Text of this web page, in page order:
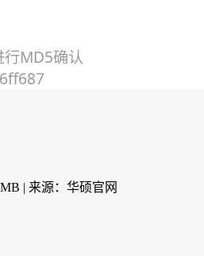
行MD5确认
| 来源：华硕官网